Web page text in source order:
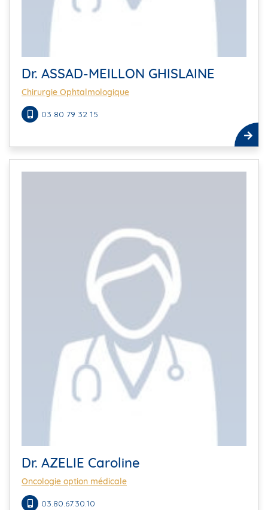
Dr. ASSAD-MEILLON GHISLAINE
Chirurgie Ophtalmologique
03 80 79 32 15
Dr. AZELIE Caroline
Oncologie option médicale
03.80.67.30.10